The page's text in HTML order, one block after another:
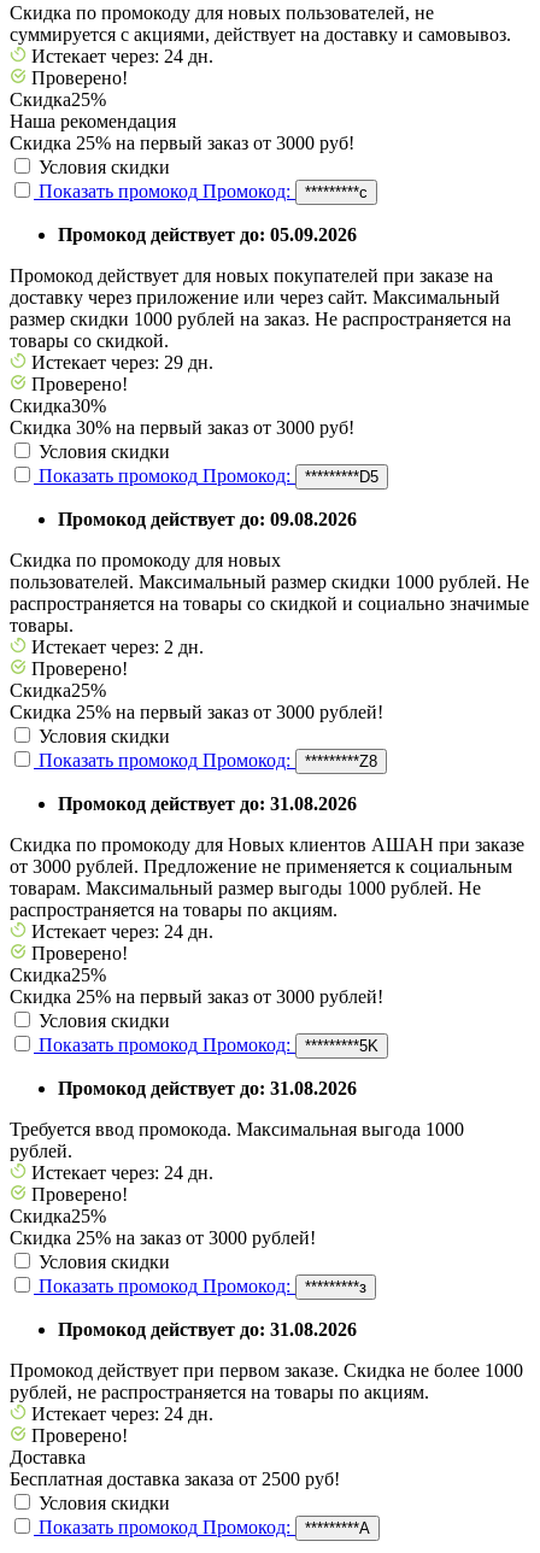
Скидка по промокоду для новых пользователей, не
суммируется c акциями, действует на доставку и самовывоз.
Истекает через: 24 дн.
Проверено!
Скидка25%
Наша рекомендация
Скидка 25% на первый заказ от 3000 руб!
Условия скидки
Показать промокод Промокод: *********с
Промокод действует до: 05.09.2026
Промокод действует для новых покупателей при заказе на
доставку через приложение или через сайт. Максимальный
размер скидки 1000 рублей на заказ. Не распространяется на
товары со скидкой.
Истекает через: 29 дн.
Проверено!
Скидка30%
Скидка 30% на первый заказ от 3000 руб!
Условия скидки
Показать промокод Промокод: *********D5
Промокод действует до: 09.08.2026
Скидка по промокоду для новых
пользователей. Максимальный размер скидки 1000 рублей. Не
распространяется на товары со скидкой и социально значимые
товары.
Истекает через: 2 дн.
Проверено!
Скидка25%
Скидка 25% на первый заказ от 3000 рублей!
Условия скидки
Показать промокод Промокод: *********Z8
Промокод действует до: 31.08.2026
Скидка по промокоду для Новых клиентов АШАН при заказе
от 3000 рублей. Предложение не применяется к социальным
товарам. Максимальный размер выгоды 1000 рублей. Не
распространяется на товары по акциям.
Истекает через: 24 дн.
Проверено!
Скидка25%
Скидка 25% на первый заказ от 3000 рублей!
Условия скидки
Показать промокод Промокод: *********5K
Промокод действует до: 31.08.2026
Требуется ввод промокода. Максимальная выгода 1000
рублей.
Истекает через: 24 дн.
Проверено!
Скидка25%
Скидка 25% на заказ от 3000 рублей!
Условия скидки
Показать промокод Промокод: *********з
Промокод действует до: 31.08.2026
Промокод действует при первом заказе. Скидка не более 1000
рублей, не распространяется на товары по акциям.
Истекает через: 24 дн.
Проверено!
Доставка
Бесплатная доставка заказа от 2500 руб!
Условия скидки
Показать промокод Промокод: *********А